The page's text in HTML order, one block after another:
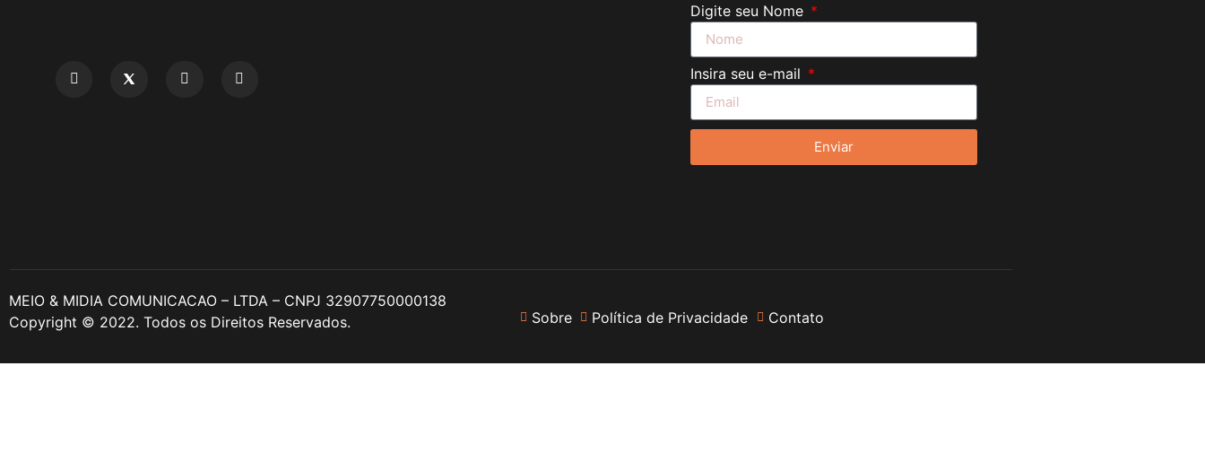
Digite seu Nome
Insira seu e-mail
Enviar
MEIO & MIDIA COMUNICACAO – LTDA – CNPJ 32907750000138
Copyright © 2022. Todos os Direitos Reservados.
Sobre Política de Privacidade Contato